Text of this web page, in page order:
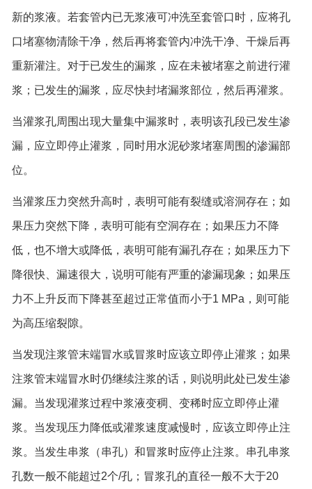
新的浆液。若套管内已无浆液可冲洗至套管口时，应将孔
口堵塞物清除干净，然后再将套管内冲洗干净、干燥后再
重新灌注。对于已发生的漏浆，应在未被堵塞之前进行灌
浆；已发生的漏浆，应尽快封堵漏浆部位，然后再灌浆。
当灌浆孔周围出现大量集中漏浆时，表明该孔段已发生渗
漏，应立即停止灌浆，同时用水泥砂浆堵塞周围的渗漏部
位。
当灌浆压力突然升高时，表明可能有裂缝或溶洞存在；如
果压力突然下降，表明可能有空洞存在；如果压力不降
低，也不增大或降低，表明可能有漏孔存在；如果压力下
降很快、漏速很大，说明可能有严重的渗漏现象；如果压
力不上升反而下降甚至超过正常值而小于1 MPa，则可能
为高压缩裂隙。
当发现注浆管末端冒水或冒浆时应该立即停止灌浆；如果
注浆管末端冒水时仍继续注浆的话，则说明此处已发生渗
漏。当发现灌浆过程中浆液变稠、变稀时应立即停止灌
浆。当发现压力降低或灌浆速度减慢时，应该立即停止注
浆。当发生串浆（串孔）和冒浆时应停止注浆。串孔串浆
孔数一般不能超过2个/孔；冒浆孔的直径一般不大于20